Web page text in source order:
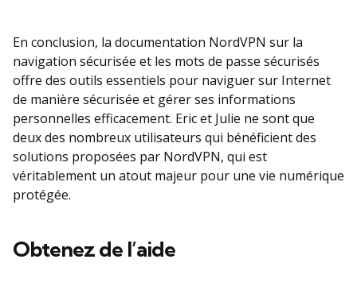
En conclusion, la documentation NordVPN sur la
navigation sécurisée et les mots de passe sécurisés
offre des outils essentiels pour naviguer sur Internet
de manière sécurisée et gérer ses informations
personnelles efficacement. Eric et Julie ne sont que
deux des nombreux utilisateurs qui bénéficient des
solutions proposées par NordVPN, qui est
véritablement un atout majeur pour une vie numérique
protégée.
Obtenez de l’aide